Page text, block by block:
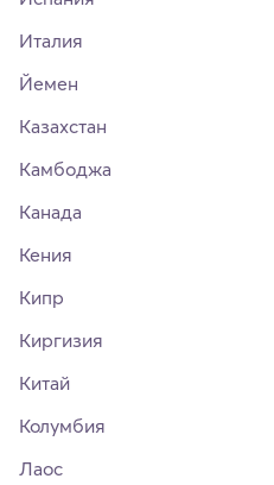
Италия
Йемен
Казахстан
Камбоджа
Канада
Кения
Кипр
Киргизия
Китай
Колумбия
Лаос